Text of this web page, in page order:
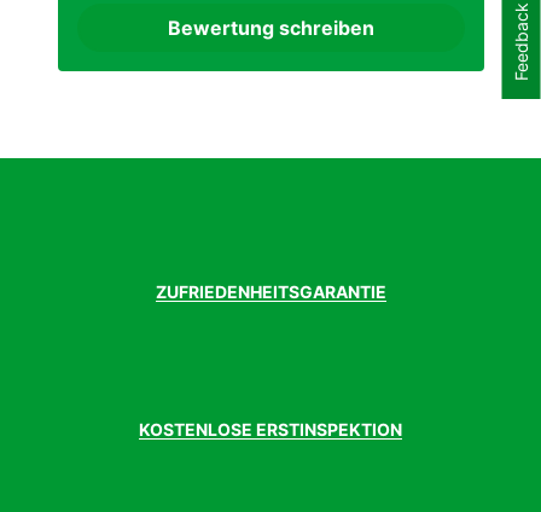
Bewertung schreiben
ZUFRIEDENHEITSGARANTIE
KOSTENLOSE ERSTINSPEKTION
Feedback